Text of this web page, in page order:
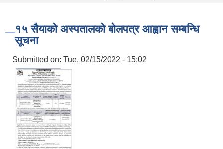
१५ सैयाको अस्पतालको बोलपत्र आह्वान सम्बन्धि
सूचना
Submitted on: Tue, 02/15/2022 - 15:02